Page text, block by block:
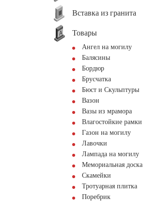
Вставка из гранита
Товары
Ангел на могилу
Балясины
Бордюр
Брусчатка
Бюст и Скульптуры
Вазон
Вазы из мрамора
Влагостойкие рамки
Газон на могилу
Лавочки
Лампада на могилу
Мемориальная доска
Скамейки
Тротуарная плитка
Поребрик